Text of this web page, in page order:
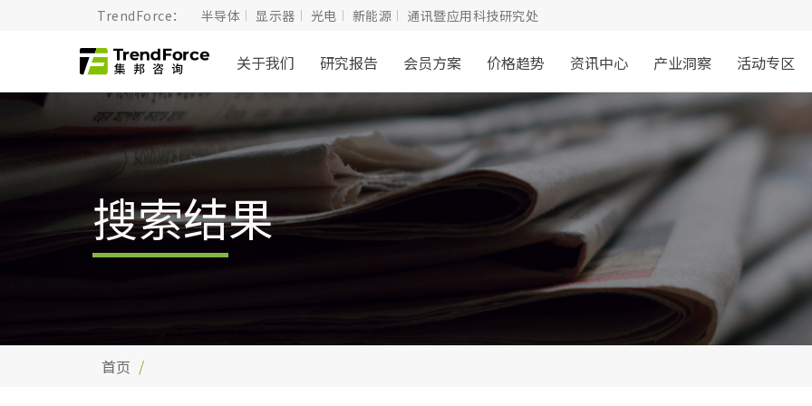
TrendForce： 半导体 显示器 光电 新能源 通讯暨应用科技研究处
关于我们 研究报告 会员方案 价格趋势 资讯中心 产业洞察 活动专区
搜索结果
首页